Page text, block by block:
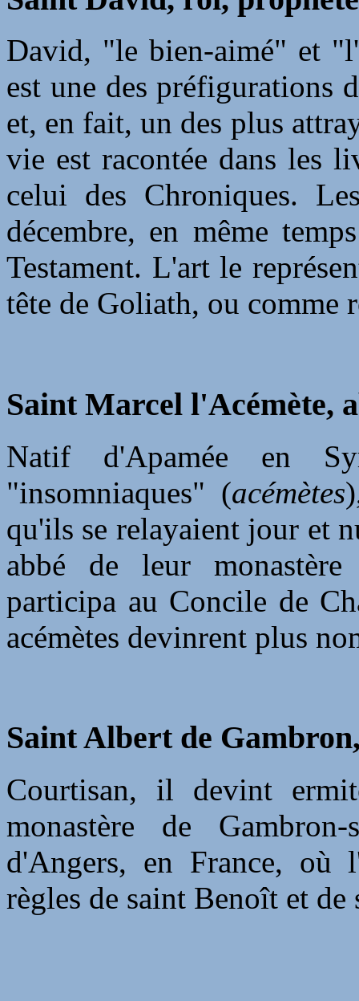
David, "le bien-aimé" et
est une des préfigurations
et, en fait, un des plus
vie est racontée dans les
celui des Chroniques.
décembre, en même
Testament. L'art le
tête de Goliath, ou comme
Saint Marcel l'Acémète,
Natif d'Apamée en
"insomniaques" (acémètes
qu'ils se relayaient jour et
abbé de leur
participa au Concile de
acémètes devinrent plus
Saint Albert de
Courtisan, il devint
monastère de
d'Angers, en France, où
règles de saint Benoît et